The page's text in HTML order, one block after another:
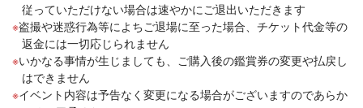
従っていただけない場合は速やかにご退出いただきます
盗撮や迷惑行為等によちご退場に至った場合、チケット代金等の
返金には一切応じられません
いかなる事情が生じましても、ご購入後の鑑賞券の変更や払戻し
はできません
イベント内容は予告なく変更になる場合がございますのであらか